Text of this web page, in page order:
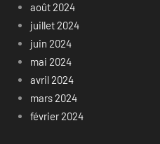
août 2024
juillet 2024
juin 2024
mai 2024
avril 2024
mars 2024
février 2024